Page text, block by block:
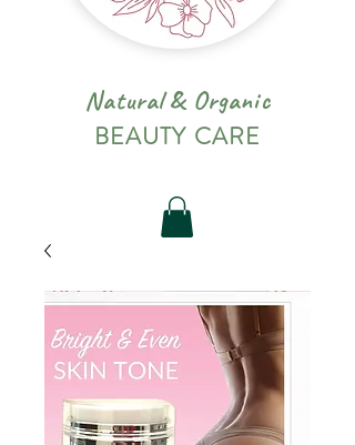
Natural & Organic
BEAUTY CARE